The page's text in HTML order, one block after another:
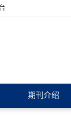
期刊介绍